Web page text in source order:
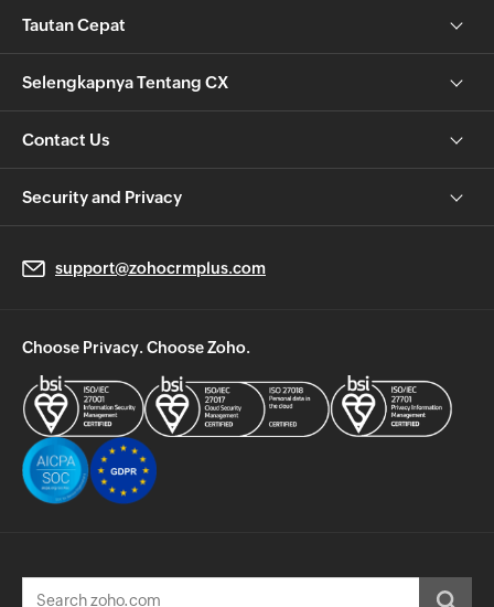
Tautan Cepat
Selengkapnya Tentang CX
Contact Us
Security and Privacy
support@zohocrmplus.com
Choose Privacy. Choose Zoho.